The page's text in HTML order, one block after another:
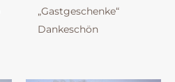
„Gastgeschenke“
Dankeschön